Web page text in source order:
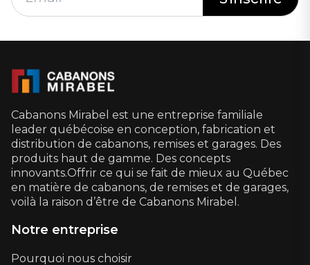
Cabanons Mirabel est une entreprise familiale
leader québécoise en conception, fabrication et
distribution de cabanons, remises et garages. Des
produits haut de gamme. Des concepts
innovants.Offrir ce qui se fait de mieux au Québec
en matière de cabanons, de remises et de garages,
voilà la raison d’être de Cabanons Mirabel.
Notre entreprise
Pourquoi nous choisir